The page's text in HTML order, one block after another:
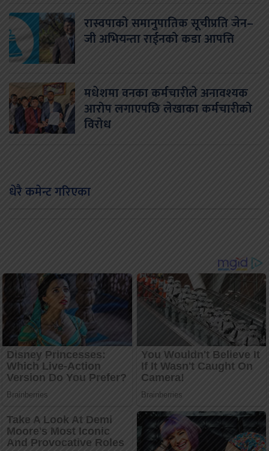
रास्वपाको समानुपातिक सूचीप्रति जेन–
जी अभियन्ता राईनको कडा आपत्ति
मधेशमा वनका कर्मचारीले अनावश्यक
आरोप लगाएपछि लेखाका कर्मचारीको
विरोध
धेरै कमेन्ट गरिएका